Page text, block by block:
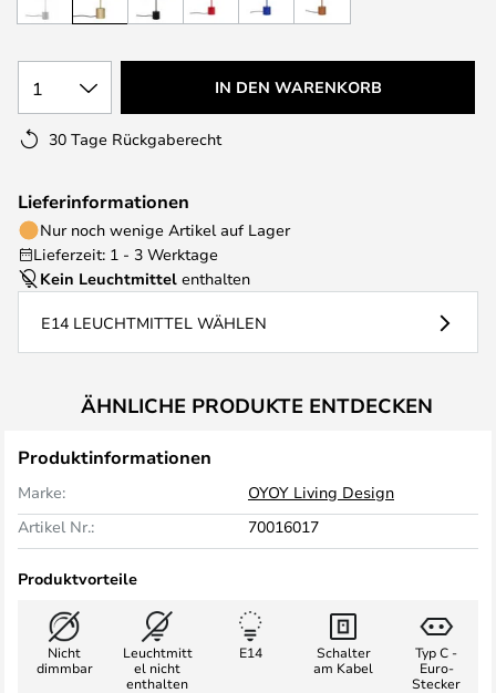
1 IN DEN WARENKORB
30 Tage Rückgaberecht
Lieferinformationen
Nur noch wenige Artikel auf Lager
Lieferzeit: 1 - 3 Werktage
Kein Leuchtmittel enthalten
E14 LEUCHTMITTEL WÄHLEN
ÄHNLICHE PRODUKTE ENTDECKEN
Produktinformationen
Marke:
OYOY Living Design
Artikel Nr.:
70016017
Produktvorteile
Nicht
dimmbar
Leuchtmitt
el nicht
enthalten
E14
Schalter
am Kabel
Typ C -
Euro-
Stecker